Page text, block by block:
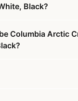
Black?
Columbia Arctic